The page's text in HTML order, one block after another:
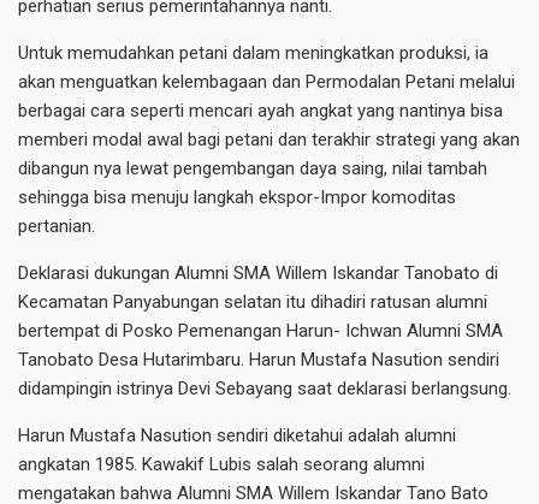
perhatian serius pemerintahannya nanti.
Untuk memudahkan petani dalam meningkatkan produksi, ia
akan menguatkan kelembagaan dan Permodalan Petani melalui
berbagai cara seperti mencari ayah angkat yang nantinya bisa
memberi modal awal bagi petani dan terakhir strategi yang akan
dibangun nya lewat pengembangan daya saing, nilai tambah
sehingga bisa menuju langkah ekspor-Impor komoditas
pertanian.
Deklarasi dukungan Alumni SMA Willem Iskandar Tanobato di
Kecamatan Panyabungan selatan itu dihadiri ratusan alumni
bertempat di Posko Pemenangan Harun- Ichwan Alumni SMA
Tanobato Desa Hutarimbaru. Harun Mustafa Nasution sendiri
didampingin istrinya Devi Sebayang saat deklarasi berlangsung.
Harun Mustafa Nasution sendiri diketahui adalah alumni
angkatan 1985. Kawakif Lubis salah seorang alumni
mengatakan bahwa Alumni SMA Willem Iskandar Tano Bato